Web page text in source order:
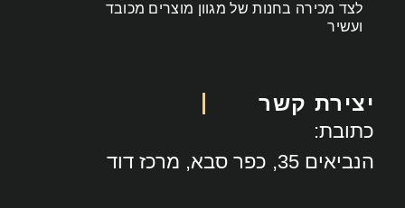
לצד מכירה בחנות של מגוון מוצרים מכובד
ועשיר
יצירת קשר
כתובת:
הנביאים 35, כפר סבא, מרכז דוד